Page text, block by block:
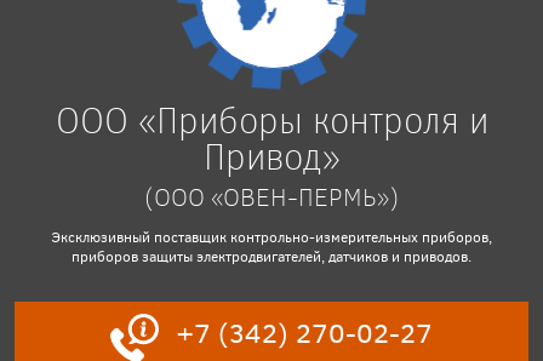
ООО «Приборы контроля и
Привод»
(ООО «ОВЕН-ПЕРМЬ»)
Эксклюзивный поставщик контрольно-измерительных приборов,
приборов защиты электродвигателей, датчиков и приводов.
+7 (342) 270-02-27